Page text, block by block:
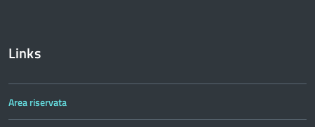
Links
Area riservata